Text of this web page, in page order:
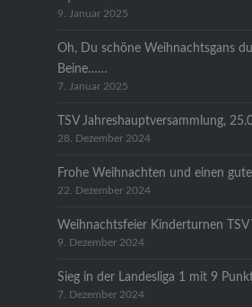
9. Januar 2025
Oh, Du schöne Weihnachtsgans
Beine……
7. Januar 2025
TSV Jahreshauptversammlung,
28. Dezember 2024
Frohe Weihnachten und einen
22. Dezember 2024
Weihnachtsfeier Kinderturnen TSV
9. Dezember 2024
Sieg in der Landesliga 1 mit 9
7. Dezember 2024